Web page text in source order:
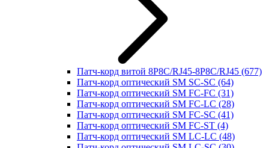
Патч-корд витой 8P8C/RJ45-8P8C/RJ45 (677)
Патч-корд оптический SM SC-SC (64)
Патч-корд оптический SM FC-FC (31)
Патч-корд оптический SM FC-LC (28)
Патч-корд оптический SM FC-SC (41)
Патч-корд оптический SM FC-ST (4)
Патч-корд оптический SM LC-LC (48)